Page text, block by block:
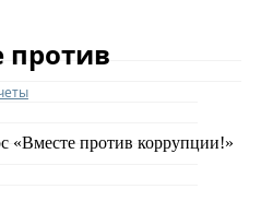
против
«Вместе против коррупции!»